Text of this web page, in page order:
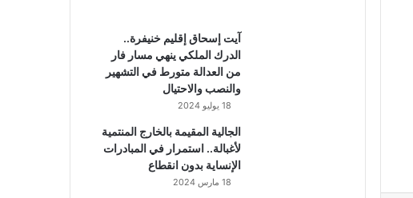
آيت إسحاق إقليم خنيفرة..
الدرك الملكي ينهي مسار فار
من العدالة متورط في التشهير
والنصب والاحتيال
18 يوليو 2024
الجالية المقيمة بالخارج المنتمية
لأغبالة.. استمرار في المبادرات
الإنساية بدون انقطاع
18 مارس 2024